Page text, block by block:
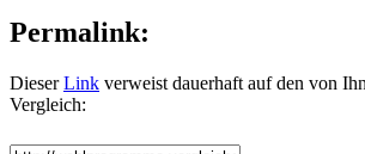
Permalink:
DieserLink verweist dauerhaft auf den von
Vergleich: